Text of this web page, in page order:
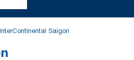
InterContinental Saigon